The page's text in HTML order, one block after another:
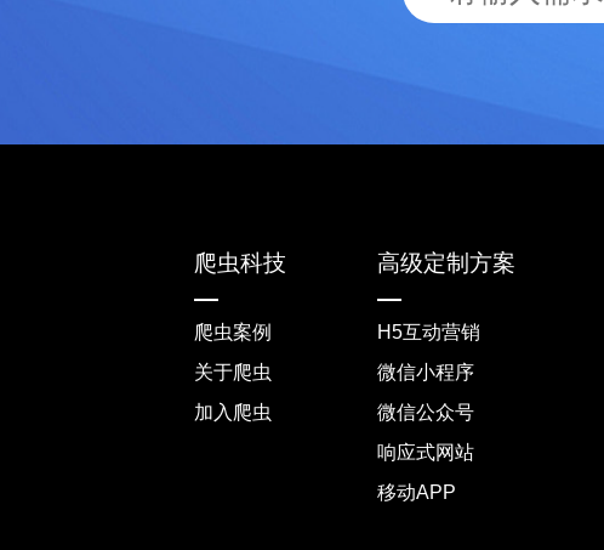
爬虫科技
爬虫案例
关于爬虫
加入爬虫
高级定制方案
H5互动营销
微信小程序
微信公众号
响应式网站
移动APP